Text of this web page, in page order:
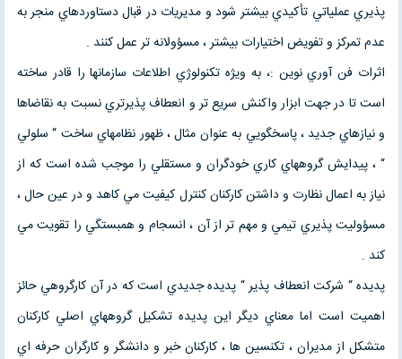
پذيري عملياتي تأكيدي بيشتر شود و مديريات در قبال دستاوردهاي منجر به
عدم تمركز و تفويض اختيارات بيشتر ، مسؤولانه تر عمل كنند .
اثرات فن آوري نوين :، به ويژه تكنولوژي اطلاعات سازمانها را قادر ساخته
است تا در جهت ابزار واكنش سريع تر و انعطاف پذيرتري نسبت به نقاضاها
و نيازهاي جديد ، پاسخگويي به عنوان مثال ، ظهور نظامهاي ساخت “ سلولي
“ ، پيدايش گروههاي كاري خودگران و مستقلي را موجب شده است كه از
نياز به اعمال نظارت و داشتن كاركنان كنترل كيفيت مي كاهد و در عين حال ،
مسؤوليت پذيري تيمي و مهم تر از آن ، انسجام و همبستگي را تقويت مي
كند .
پديده “ شركت انعطاف پذير “ پديده جديدي است كه در آن كارگروهي حائز
اهميت است اما معناي ديگر اين پديده تشكيل گروههاي اصلي كاركنان
متشكل از مديران ، تكنسين ها ، كاركنان خبر و دانشگر و كارگران حرفه اي